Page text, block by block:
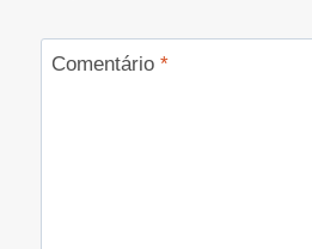
Comentário *